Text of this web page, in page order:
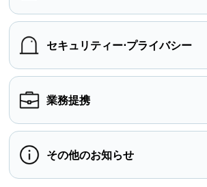
セキュリティー⋅プライバシー
業務提携
その他のお知らせ